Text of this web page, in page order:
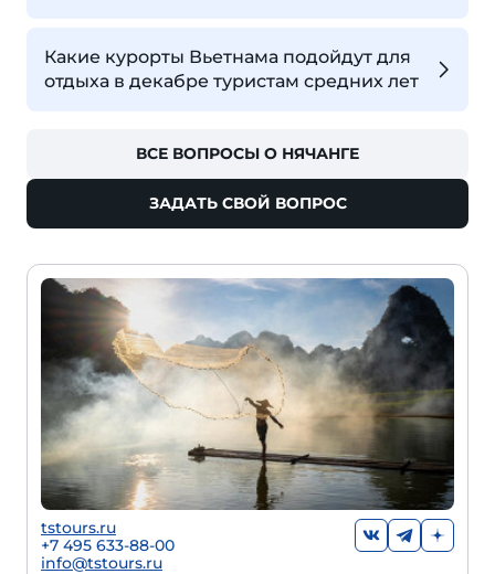
Какие курорты Вьетнама подойдут для
отдыха в декабре туристам средних лет
ВСЕ ВОПРОСЫ О НЯЧАНГЕ
ЗАДАТЬ СВОЙ ВОПРОС
tstours.ru
+7 495 633-88-00
info@tstours.ru